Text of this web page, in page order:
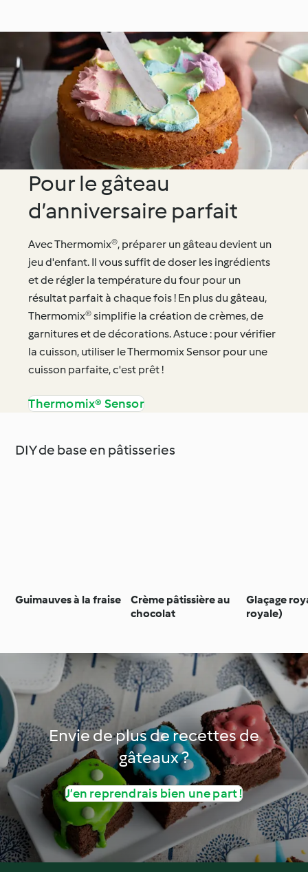
Pour le gâteau
d’anniversaire parfait
Avec Thermomix®, préparer un gâteau devient un
jeu d'enfant. Il vous suffit de doser les ingrédients
et de régler la température du four pour un
résultat parfait à chaque fois ! En plus du gâteau,
Thermomix® simplifie la création de crèmes, de
garnitures et de décorations. Astuce : pour vérifier
la cuisson, utiliser le Thermomix Sensor pour une
cuisson parfaite, c'est prêt !
Thermomix® Sensor
DIY de base en pâtisseries
Guimauves à la fraise
Crème pâtissière au
chocolat
Glaçage
royale)
Envie de plus de recettes de
gâteaux ?
J’en reprendrais bien une part !